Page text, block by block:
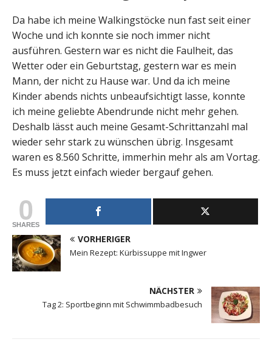
Da habe ich meine Walkingstöcke nun fast seit einer
Woche und ich konnte sie noch immer nicht
ausführen. Gestern war es nicht die Faulheit, das
Wetter oder ein Geburtstag, gestern war es mein
Mann, der nicht zu Hause war. Und da ich meine
Kinder abends nichts unbeaufsichtigt lasse, konnte
ich meine geliebte Abendrunde nicht mehr gehen.
Deshalb lässt auch meine Gesamt-Schrittanzahl mal
wieder sehr stark zu wünschen übrig. Insgesamt
waren es 8.560 Schritte, immerhin mehr als am Vortag.
Es muss jetzt einfach wieder bergauf gehen.
0
SHARES
VORHERIGER
Mein Rezept: Kürbissuppe mit Ingwer
NÄCHSTER
Tag 2: Sportbeginn mit Schwimmbadbesuch